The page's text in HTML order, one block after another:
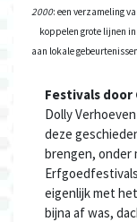
2000: een verzameling
koppelen grote lijnen
aan lokale
Festivals door
Dolly
deze
brengen, onder
eigenlijk met
bijna af was,